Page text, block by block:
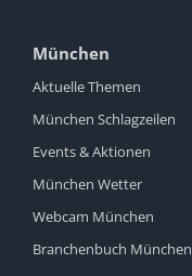
München
Aktuelle Themen
München Schlagzeilen
Events & Aktionen
München Wetter
Webcam München
Branchenbuch München